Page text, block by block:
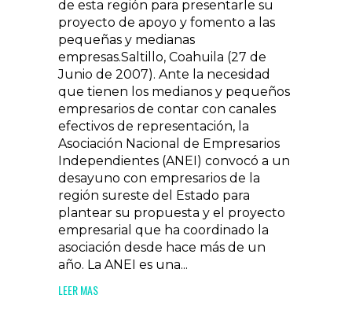
de esta región para presentarle su
proyecto de apoyo y fomento a las
pequeñas y medianas
empresas.Saltillo, Coahuila (27 de
Junio de 2007). Ante la necesidad
que tienen los medianos y pequeños
empresarios de contar con canales
efectivos de representación, la
Asociación Nacional de Empresarios
Independientes (ANEI) convocó a un
desayuno con empresarios de la
región sureste del Estado para
plantear su propuesta y el proyecto
empresarial que ha coordinado la
asociación desde hace más de un
año. La ANEI es una...
LEER MAS